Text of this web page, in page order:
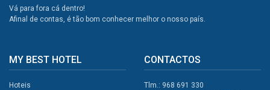
Vá para fora cá dentro!
Afinal de contas, é tão bom conhecer melhor o nosso país.
MY BEST HOTEL
Hoteis
CONTACTOS
Tlm.: 968 691 330